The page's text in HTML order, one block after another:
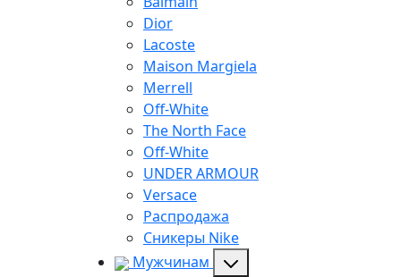
Dior
Lacoste
Maison Margiela
Merrell
Off-White
The North Face
Off-White
UNDER ARMOUR
Versace
Распродажа
Сникеры Nike
Мужчинам